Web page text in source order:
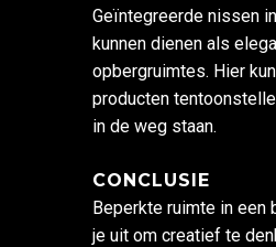
Geïntegreerde nissen
kunnen dienen als
opbergruimtes. Hier
producten
in de weg staan.
CONCLUSIE
Beperkte ruimte in een
je uit om creatief te